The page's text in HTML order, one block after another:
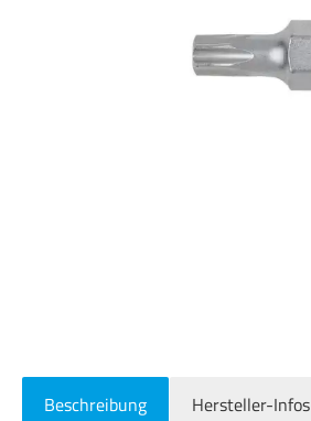
Beschreibung Hersteller-Infos